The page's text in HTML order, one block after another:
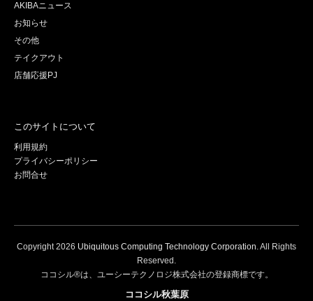
AKIBAニュース
お知らせ
その他
テイクアウト
店舗応援PJ
このサイトについて
利用規約
プライバシーポリシー
お問合せ
Copyright2026 Ubiquitous Computing Technology Corporation. All Rights
Reserved.
ココシル®は、ユーシーテクノロジ株式会社の登録商標です。
ココシル秋葉原